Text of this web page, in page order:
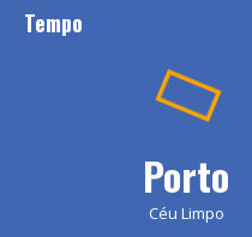
Tempo
Porto
Céu Limpo